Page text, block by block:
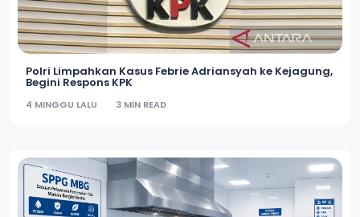
Polri Limpahkan Kasus Febrie Adriansyah ke Kejagung,
Begini Respons KPK
4 MINGGU LALU 3 MIN READ